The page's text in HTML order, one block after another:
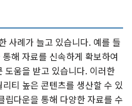
사례가 늘고 있습니다. 예를 들
해 자료를 신속하게 확보하여
도움을 받고 있습니다. 이러한
티 높은 콘텐츠를 생산할 수 있
립다운을 통해 다양한 자료를 수